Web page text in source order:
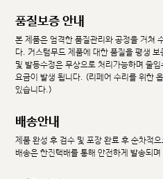
품질보증 안내
본 제품은 엄격한 품질관리와 공정을 거쳐
다. 커스텀무드 제품에 대한 품질을 평생
및 발등수정은 무상으로 처리가능하며 줄
요금이 발생 됩니다. (리페어 수리를 위한
있습니다.)
배송안내
제품 완성 후 검수 및 포장 완료 후 순차적
배송은 한진택배를 통해 안전하게 발송되